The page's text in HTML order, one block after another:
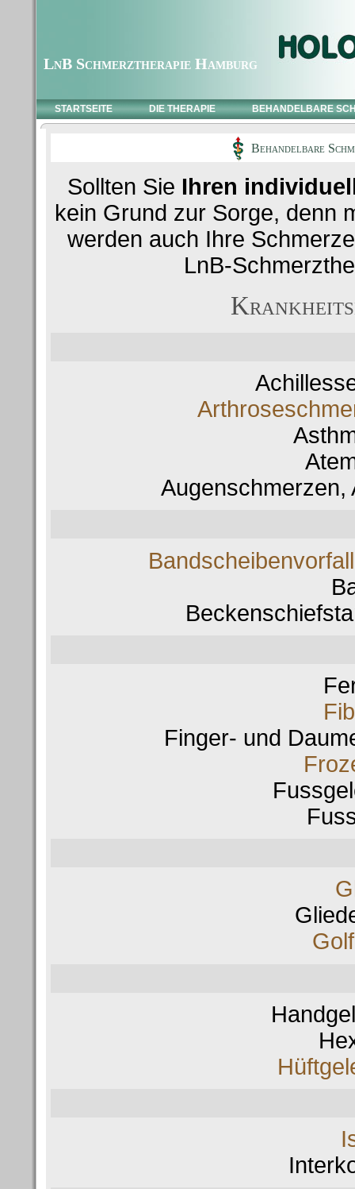
LnB Schmerztherapie Hamburg
STARTSEITE DIE THERAPIE BEHANDELBARE
Behandelbare
Sollten Sie Ihren
kein Grund zur Sorge, denn
werden auch Ihre
LnB-
Augenschmerzen,
Finger- und